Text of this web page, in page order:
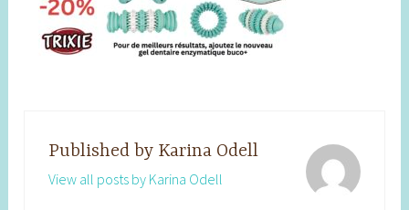
Published by Karina Odell
View all posts by Karina Odell